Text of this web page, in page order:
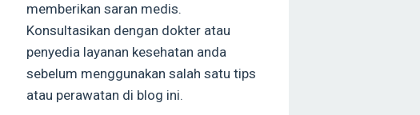
memberikan saran medis.
Konsultasikan dengan dokter atau
penyedia layanan kesehatan anda
sebelum menggunakan salah satu tips
atau perawatan di blog ini.